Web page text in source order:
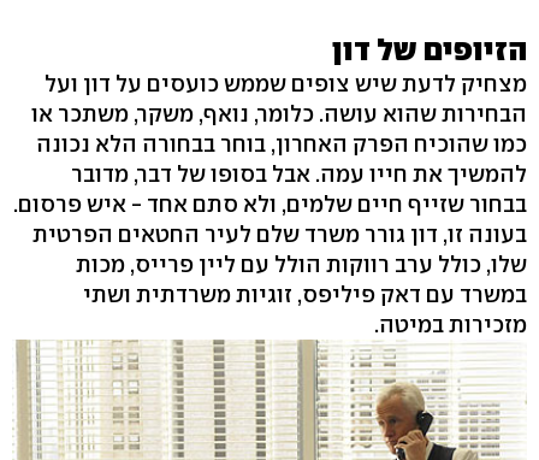
הזיופים של דון
מצחיק לדעת שיש צופים שממש כועסים על דון ועל
הבחירות שהוא עושה. כלומר, נואף, משקר, משתכר או
כמו שהוכיח הפרק האחרון, בוחר בבחורה הלא נכונה
להמשיך את חייו עמה. אבל בסופו של דבר, מדובר
בבחור שזייף חיים שלמים, ולא סתם אחד - איש פרסום.
בעונה זו, דון גורר משרד שלם לעיר החטאים הפרטית
שלו, כולל ערב רווקות הולל עם ליין פרייס, מכות
במשרד עם דאק פיליפס, זוגיות משרדתית ושתי
מזכירות במיטה.